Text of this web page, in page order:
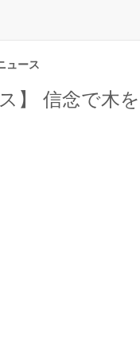
ュース
ス】 信念で木